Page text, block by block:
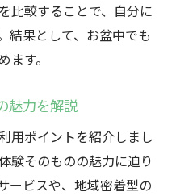
比較することで、自分に
結果として、お盆中でも
す。
魅力を解説
用ポイントを紹介しまし
験そのものの魅力に迫り
ービスや、地域密着型の